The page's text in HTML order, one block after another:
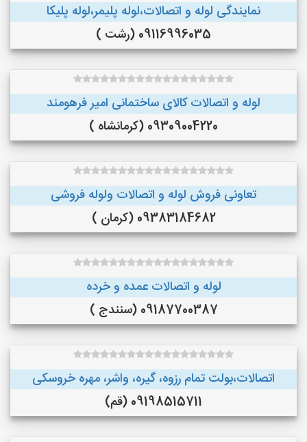
نمایندگی لوله و اتصالات،لوله پلیمر،لوله پلیکا
09116996035 (رشت )
لوله و اتصالات کالای ساختمانی امیر فرهومند
09309004220 (کرمانشاه )
تعاونی فروش لوله و اتصالات ولوله فروشی
09383184682 (کرمان )
لوله و اتصالات عمده و خرده
09187700387 (سنندج )
اتصالات،بولت تمام رزوه، گیره، واشر، مهره خروسکی
09198515711 (قم)